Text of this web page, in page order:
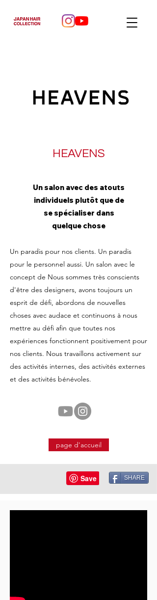
HEAVENS
Un salon avec des atouts
individuels plutôt que de
se spécialiser dans
quelque chose
Un paradis pour nos clients. Un paradis
pour le personnel aussi. Un salon avec le
concept de Nous sommes très conscients
d'être des designers, avons toujours un
esprit de défi, abordons de nouvelles
choses avec audace et continuons à nous
mettre au défi afin que toutes nos
expériences fonctionnent positivement pour
nos clients. Nous travaillons activement sur
des activités internes, des activités externes
et des activités bénévoles.
page d'accueil
SHARE